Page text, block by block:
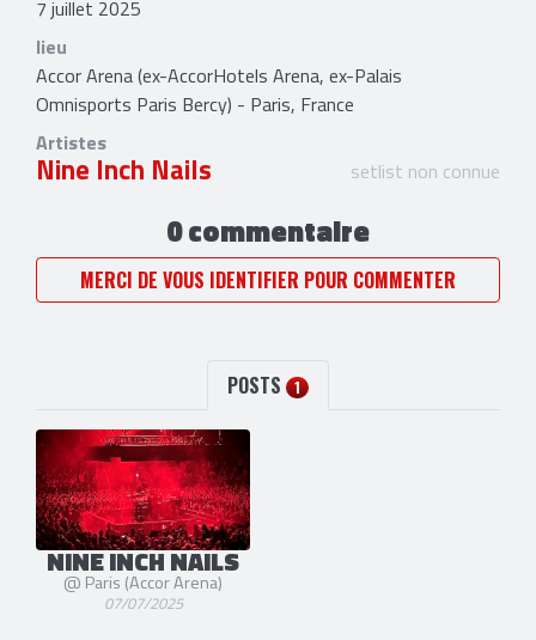
7 juillet 2025
lieu
Accor Arena (ex-AccorHotels Arena, ex-Palais
Omnisports Paris Bercy) - Paris, France
Artistes
Nine Inch Nails setlist non connue
0 commentaire
MERCI DE VOUS IDENTIFIER POUR COMMENTER
POSTS 1
NINE INCH NAILS
@ Paris (Accor Arena)
07/07/2025